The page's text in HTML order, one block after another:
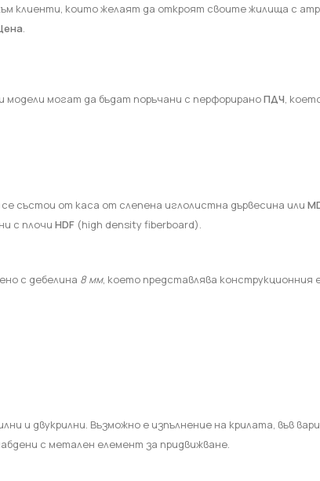
клиенти, които желаят да откроят своите жилища с
модели могат да бъдат поръчани с перфорираноПДЧ ,
се състои от каса от слепена иглолистна дървесина или
с плочи HDF (high density fiberboard).
с дебелина 8 мм, което представлява конструкционния
и двукрилни. Възможно е изпълнение на крилата, във
с метален елемент за придвижване.